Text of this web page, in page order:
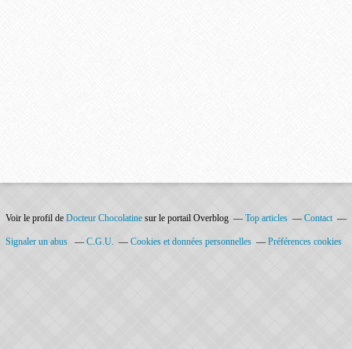
Voir le profil de Docteur Chocolatine sur le portail Overblog Top articles Contact
Signaler un abus C.G.U. Cookies et données personnelles Préférences cookies